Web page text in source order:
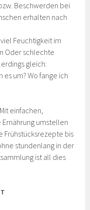
Beschwerden bei
erhalten nach
Feuchtigkeit im
Oder schlechte
gleich:
es um? Wo fange ich
einfachen,
umstellen
Frühstücksrezepte bis
stundenlang in der
ist all dies